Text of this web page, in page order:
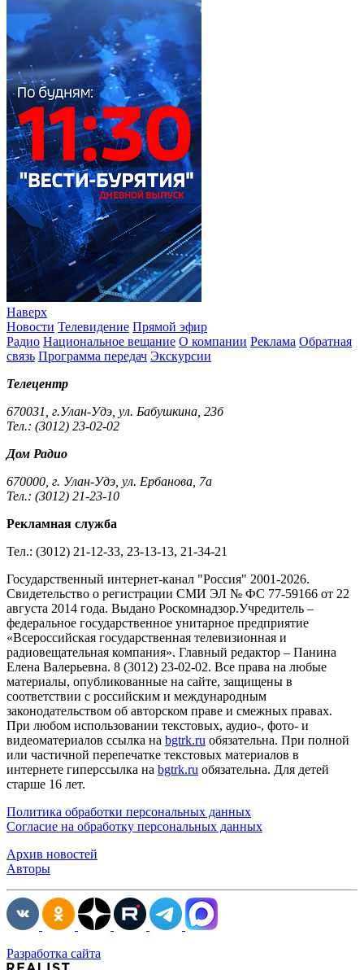
Наверх
Новости Телевидение Прямой эфир
Радио Национальное вещание О компании Реклама Обратная
связь Программа передач Экскурсии
Телецентр
670031, г.Улан-Удэ, ул. Бабушкина, 23б
Тел.: (3012) 23-02-02
Дом Радио
670000, г. Улан-Удэ, ул. Ербанова, 7а
Тел.: (3012) 21-23-10
Рекламная служба
Тел.: (3012) 21-12-33, 23-13-13, 21-34-21
Государственный интернет-канал "Россия" 2001-2026.
Cвидетельство о регистрации СМИ ЭЛ № ФС 77-59166 от 22
августа 2014 года. Выдано Роскомнадзор.Учредитель –
федеральное государственное унитарное предприятие
«Всероссийская государственная телевизионная и
радиовещательная компания». Главный редактор – Панина
Елена Валерьевна. 8 (3012) 23-02-02. Все права на любые
материалы, опубликованные на сайте, защищены в
соответствии с российским и международным
законодательством об авторском праве и смежных правах.
При любом использовании текстовых, аудио-, фото- и
видеоматериалов ссылка на bgtrk.ru обязательна. При полной
или частичной перепечатке текстовых материалов в
интернете гиперссылка на bgtrk.ru обязательна. Для детей
старше 16 лет.
Политика обработки персональных данных
Согласие на обработку персональных данных
Архив новостей
Авторы
Разработка сайта